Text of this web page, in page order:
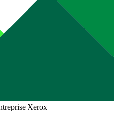
Xerox